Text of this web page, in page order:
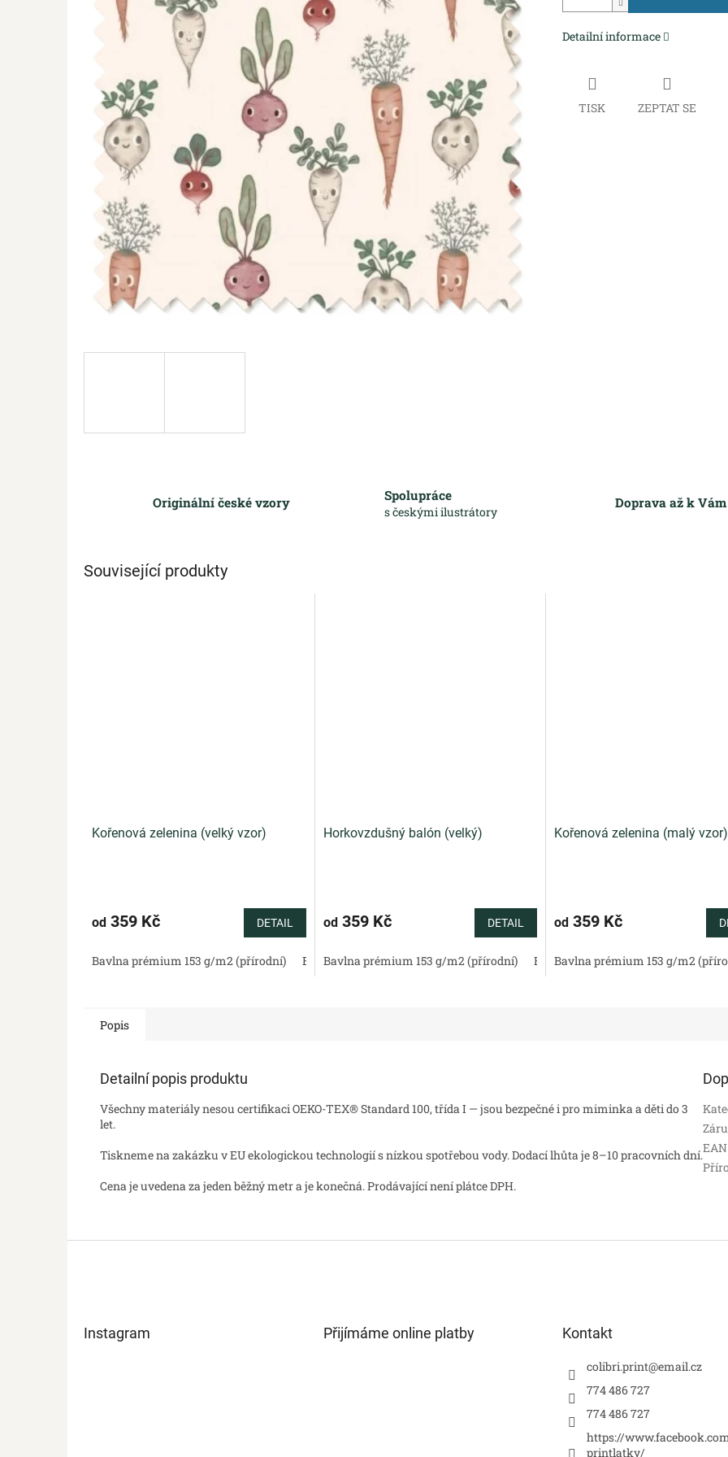
Detailní informace
TISK ZEPTAT SE
Originální české vzory Spolupráce
s českými ilustrátory
Doprava až k
Související produkty
Kořenová zelenina (velký vzor)
od 359 Kč DETAIL
Bavlna prémium 153 g/m2 (přírodní) Bavlněný satén 130 g/m2 (přírodní) Bavlněné plátno standard (přírodní)
Horkovzdušný balón (velký)
od359 Kč DETAIL
Bavlna prémium 153 g/m2 (přírodní) Bavlněný satén 130 g/m2 (přírodní)
Kořenová zelenina (malý vzor)
od 359 Kč
Bavlna prémium 153 g/m2
Popis
Detailní popis produktu
Všechny materiály nesou certifikaci OEKO-TEX® Standard 100, třída I — jsou bezpečné i pro miminka a děti do 3
let.
Tiskneme na zakázku v EU ekologickou technologií s nízkou spotřebou vody. Dodací lhůta je 8–10 pracovních dní.
Cena je uvedena za jeden běžný metr a je konečná. Prodávající není plátce DPH.
EAN
Instagram Přijímáme online platby Kontakt
colibri.print@email.cz
774 486 727
774 486 727
https://
printlatky/